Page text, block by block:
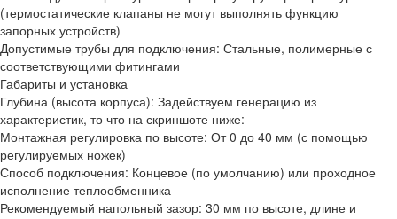
(термостатические клапаны не могут выполнять функцию
запорных устройств)
Допустимые трубы для подключения: Стальные, полимерные с
соответствующими фитингами
Габариты и установка
Глубина (высота корпуса): Задействуем генерацию из
характеристик, то что на скриншоте ниже:
Монтажная регулировка по высоте: От 0 до 40 мм (с помощью
регулируемых ножек)
Способ подключения: Концевое (по умолчанию) или проходное
исполнение теплообменника
Рекомендуемый напольный зазор: 30 мм по высоте, длине и